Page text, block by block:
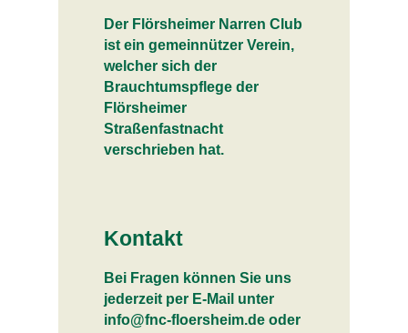
Der Flörsheimer Narren Club
ist ein gemeinnützer Verein,
welcher sich der
Brauchtumspflege der
Flörsheimer
Straßenfastnacht
verschrieben hat.
Kontakt
Bei Fragen können Sie uns
jederzeit per E-Mail unter
info@fnc-floersheim.de oder